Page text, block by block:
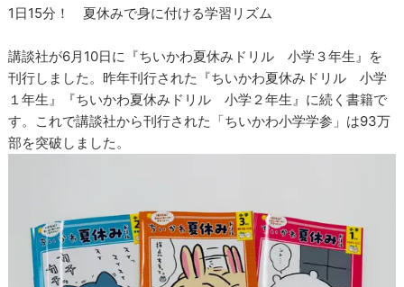
1日15分！ 夏休みで身に付ける学習リズム
講談社が6月10日に『ちいかわ夏休みドリル 小学３年生』を
刊行しました。昨年刊行された『ちいかわ夏休みドリル 小学
１年生』『ちいかわ夏休みドリル 小学２年生』に続く書籍で
す。これで講談社から刊行された「ちいかわ小学学参」は93万
部を突破しました。